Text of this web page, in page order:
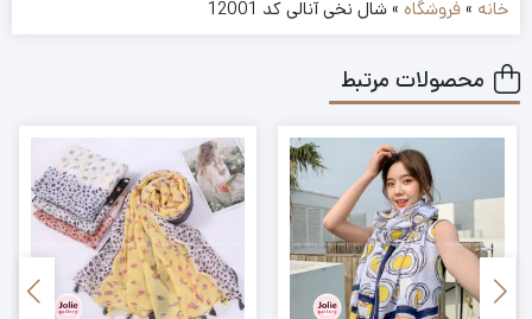
خانه »فروشگاه »شال نخی آنالی کد 12001
محصولات مرتبط